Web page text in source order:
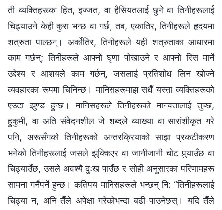
ती व्यक्तिहरूका हित, इज्जत, वा हैसियतलाई छुने वा तिनीहरूलाई
चिढ्याउने केही कुरा भन्छ वा गर्छ, तब, एकातिर, तिनीहरूले हृदयमा
शत्रुता पाल्छन्। अर्कोतिर, तिनीहरूले यही शत्रुताका आधारमा
काम गर्छन्; तिनीहरूले आफ्नो घृणा पोखाउने र आफ्नो रिस मार्ने
उद्देश्य र आशयले काम गर्छन्, जसलाई प्रतिशोध लिन खोज्ने
व्यवहारका रूपमा चिनिन्छ। मानिसहरूमाझ सधैँ यस्ता व्यक्तिहरूको
एउटा झुण्ड हुन्छ। मानिसहरूले तिनीहरूको मानवतालाई तुच्छ,
हुकुमी, वा अति संवेदनशील जे शब्दले व्याख्या वा सारांशीकृत गरे
पनि, अरूसँगको तिनीहरूको अन्तरक्रियाको साझा प्रकटीकरण
भनेको तिनीहरूलाई जसले झुक्किएर वा जानीजानी चोट पुर्‍याउँछ वा
चिढ्याउँछ, उसले अवश्यै दुःख पाउँछ र सोही अनुसारका परिणामहरू
सामना गर्नैपर्ने हुन्छ। कतिपय मानिसहरूले भन्छन् नि: “तिनीहरूलाई
चिढ्या न, अनि तैँले अपेक्षा गरेकोभन्दा बढी पाउनेछस्। यदि तैँले